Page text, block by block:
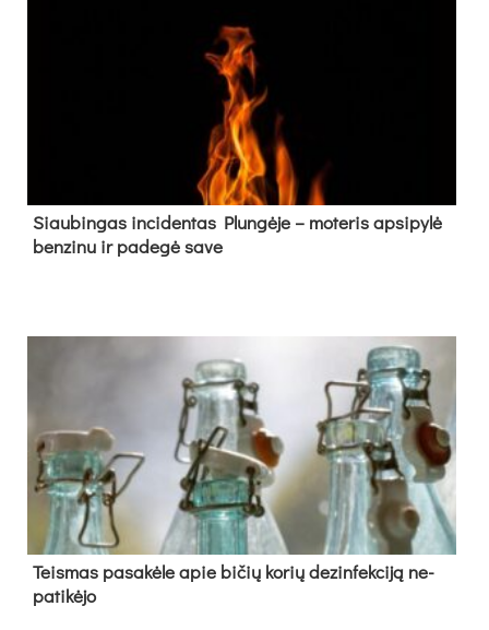
Siau­bin­gas in­ci­den­tas Plun­gė­je – mo­te­ris ap­si­py­lė
ben­zi­nu ir pa­de­gė sa­ve
Teis­mas pa­sa­kė­le apie bi­čių ko­rių de­zin­fek­ci­ją ne­
pa­ti­kė­jo